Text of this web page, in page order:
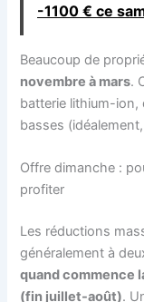
-1100 € ce
Beaucoup de
novembre à mars.
batterie lithium-ion,
basses
Offre dimanche :
profiter
Les réductions
généralement à
quand commence
(fin juillet-août).